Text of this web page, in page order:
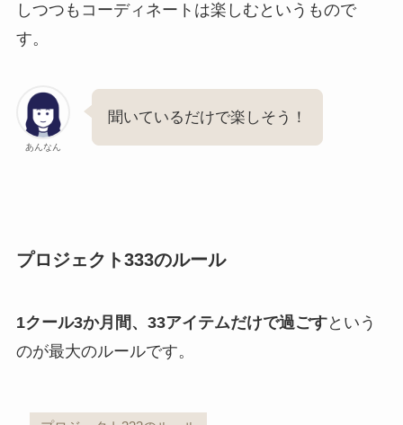
しつつもコーディネートは楽しむというもので
す。
あんなん
聞いているだけで楽しそう！
プロジェクト333のルール
1クール3か月間、33アイテムだけで過ごすという
のが最大のルールです。